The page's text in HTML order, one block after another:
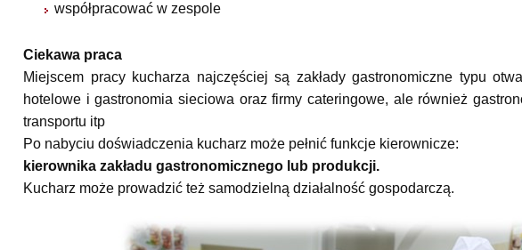
współpracować w zespole
Ciekawa praca
Miejscem pracy kucharza najczęściej są zakłady gastronomiczne typu
hotelowe i gastronomia sieciowa oraz firmy cateringowe, ale również
transportu itp
Po nabyciu doświadczenia kucharz może pełnić funkcje kierownicze:
kierownika zakładu gastronomicznego lub produkcji.
Kucharz może prowadzić też samodzielną działalność gospodarczą.